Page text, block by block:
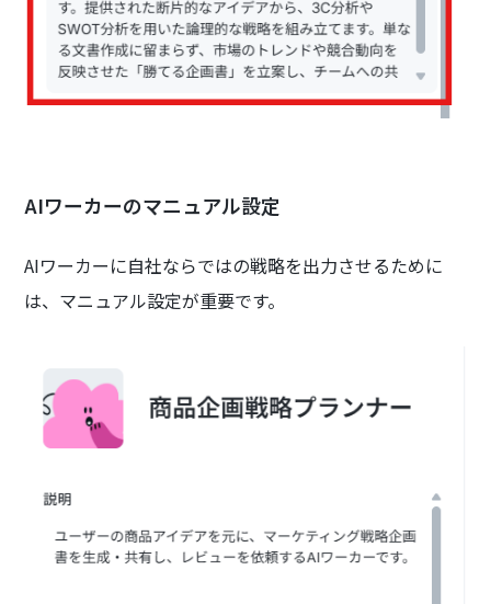
AIワーカーのマニュアル設定
AIワーカーに自社ならではの戦略を出力させるために
は、マニュアル設定が重要です。